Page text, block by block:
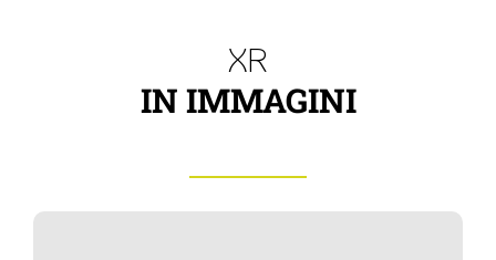
XR
IN IMMAGINI